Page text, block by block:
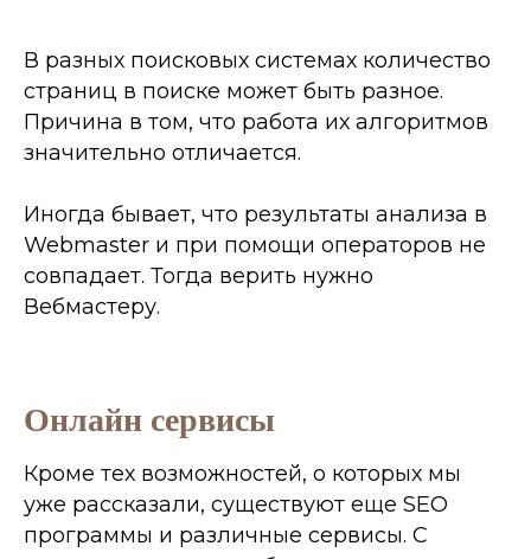
В разных поисковых системах количество
страниц в поиске может быть разное.
Причина в том, что работа их алгоритмов
значительно отличается.
Иногда бывает, что результаты анализа в
Webmaster и при помощи операторов не
совпадает. Тогда верить нужно
Вебмастеру.
Онлайн сервисы
Кроме тех возможностей, о которых мы
уже рассказали, существуют еще SEO
программы и различные сервисы. С